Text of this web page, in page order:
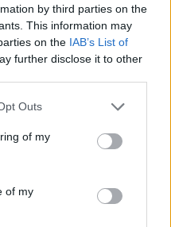
by third parties on the
This information may
on the IAB’s List of
further disclose it to other
Outs
of my
of my
και οβάλ
του ντεκολτέ.
σε βραχίονες,